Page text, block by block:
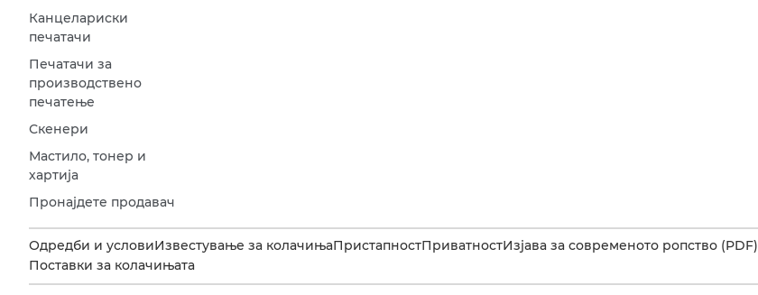
Канцелариски
печатачи
Печатачи за
производствено
печатење
Скенери
Мастило, тонер и
хартија
Пронајдете продавач
Одредби и условиИзвестување за колачињаПристапностПриватностИзјава за современото ропство (PDF)
Поставки за колачињата